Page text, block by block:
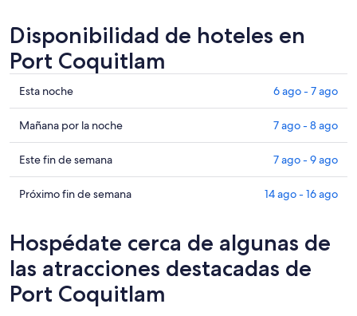
Disponibilidad de hoteles en
Port Coquitlam
Ver
precios
de
propiedades
en
Port
Coquitlam
noche,
ago
-
Esta noche 6 ago - 7 ago
Ver
precios
de
propiedades
en
para
mañana
por
la
Mañana por la noche 7 ago - 8 ago
Ver
precios
de
Port
Coquitlam
para
este
Este fin de semana 7 ago - 9 ago
Ver
propiedades
en
Port
Coquitlam
Próximo fin de semana 14 ago - 16 ago
Hospédate cerca de algunas de
las atracciones destacadas de
Port Coquitlam